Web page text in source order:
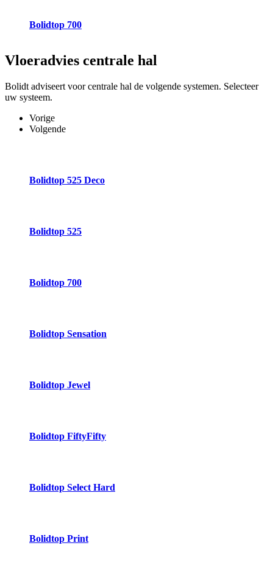
Bolidtop 700
Vloeradvies centrale hal
Bolidt adviseert voor centrale hal de volgende systemen. Selecteer
uw systeem.
Vorige
Volgende
Bolidtop 525 Deco
Bolidtop 525
Bolidtop 700
Bolidtop Sensation
Bolidtop Jewel
Bolidtop FiftyFifty
Bolidtop Select Hard
Bolidtop Print